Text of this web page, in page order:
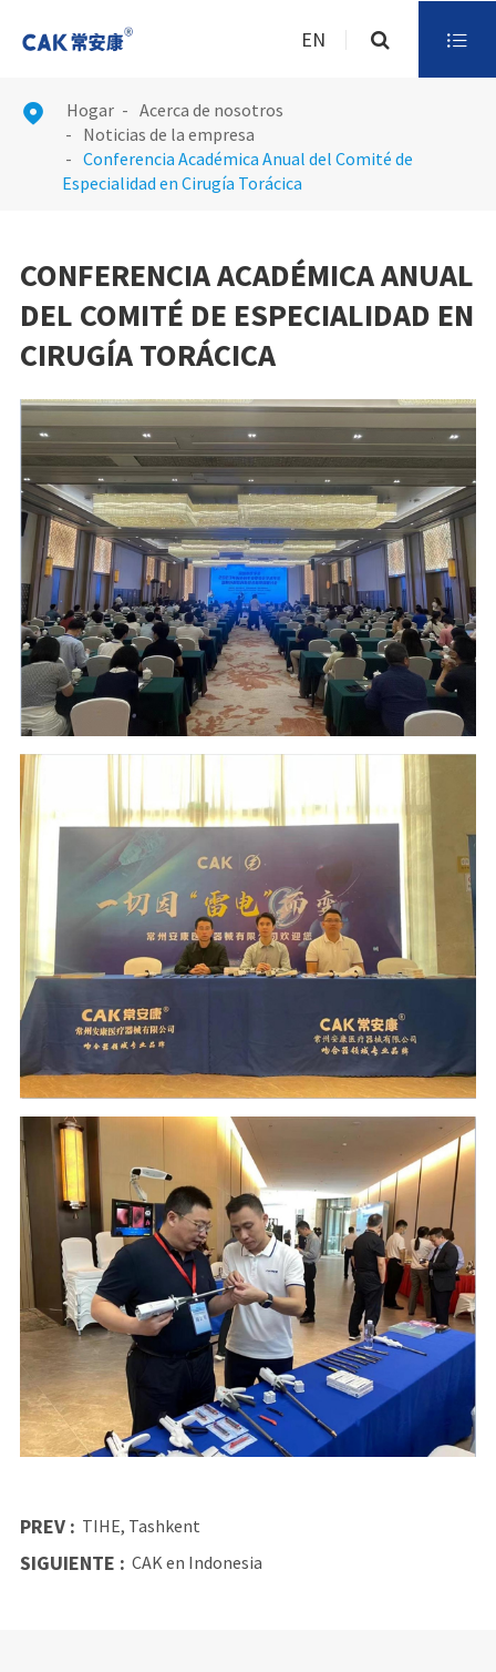
EN 
 Hogar
Acerca de nosotros
Noticias de la empresa
Conferencia Académica Anual del Comité de
Especialidad en Cirugía Torácica
CONFERENCIA ACADÉMICA ANUAL
DEL COMITÉ DE ESPECIALIDAD EN
CIRUGÍA TORÁCICA
PREV : TIHE, Tashkent
SIGUIENTE : CAK en Indonesia